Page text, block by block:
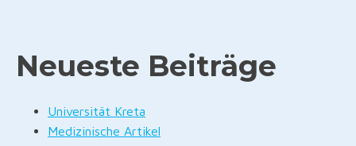
Neueste Beiträge
Universität Kreta
Medizinische Artikel